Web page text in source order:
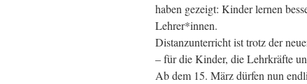
haben gezeigt: Kinder lernen
Lehrer*innen.
Distanzunterricht ist trotz der
– für die Kinder, die Lehrkräfte
Ab dem 15. März dürfen nun